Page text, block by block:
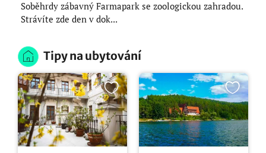
Soběhrdy zábavný Farmapark se zoologickou zahradou.
Strávíte zde den v dok...
Tipy na ubytování